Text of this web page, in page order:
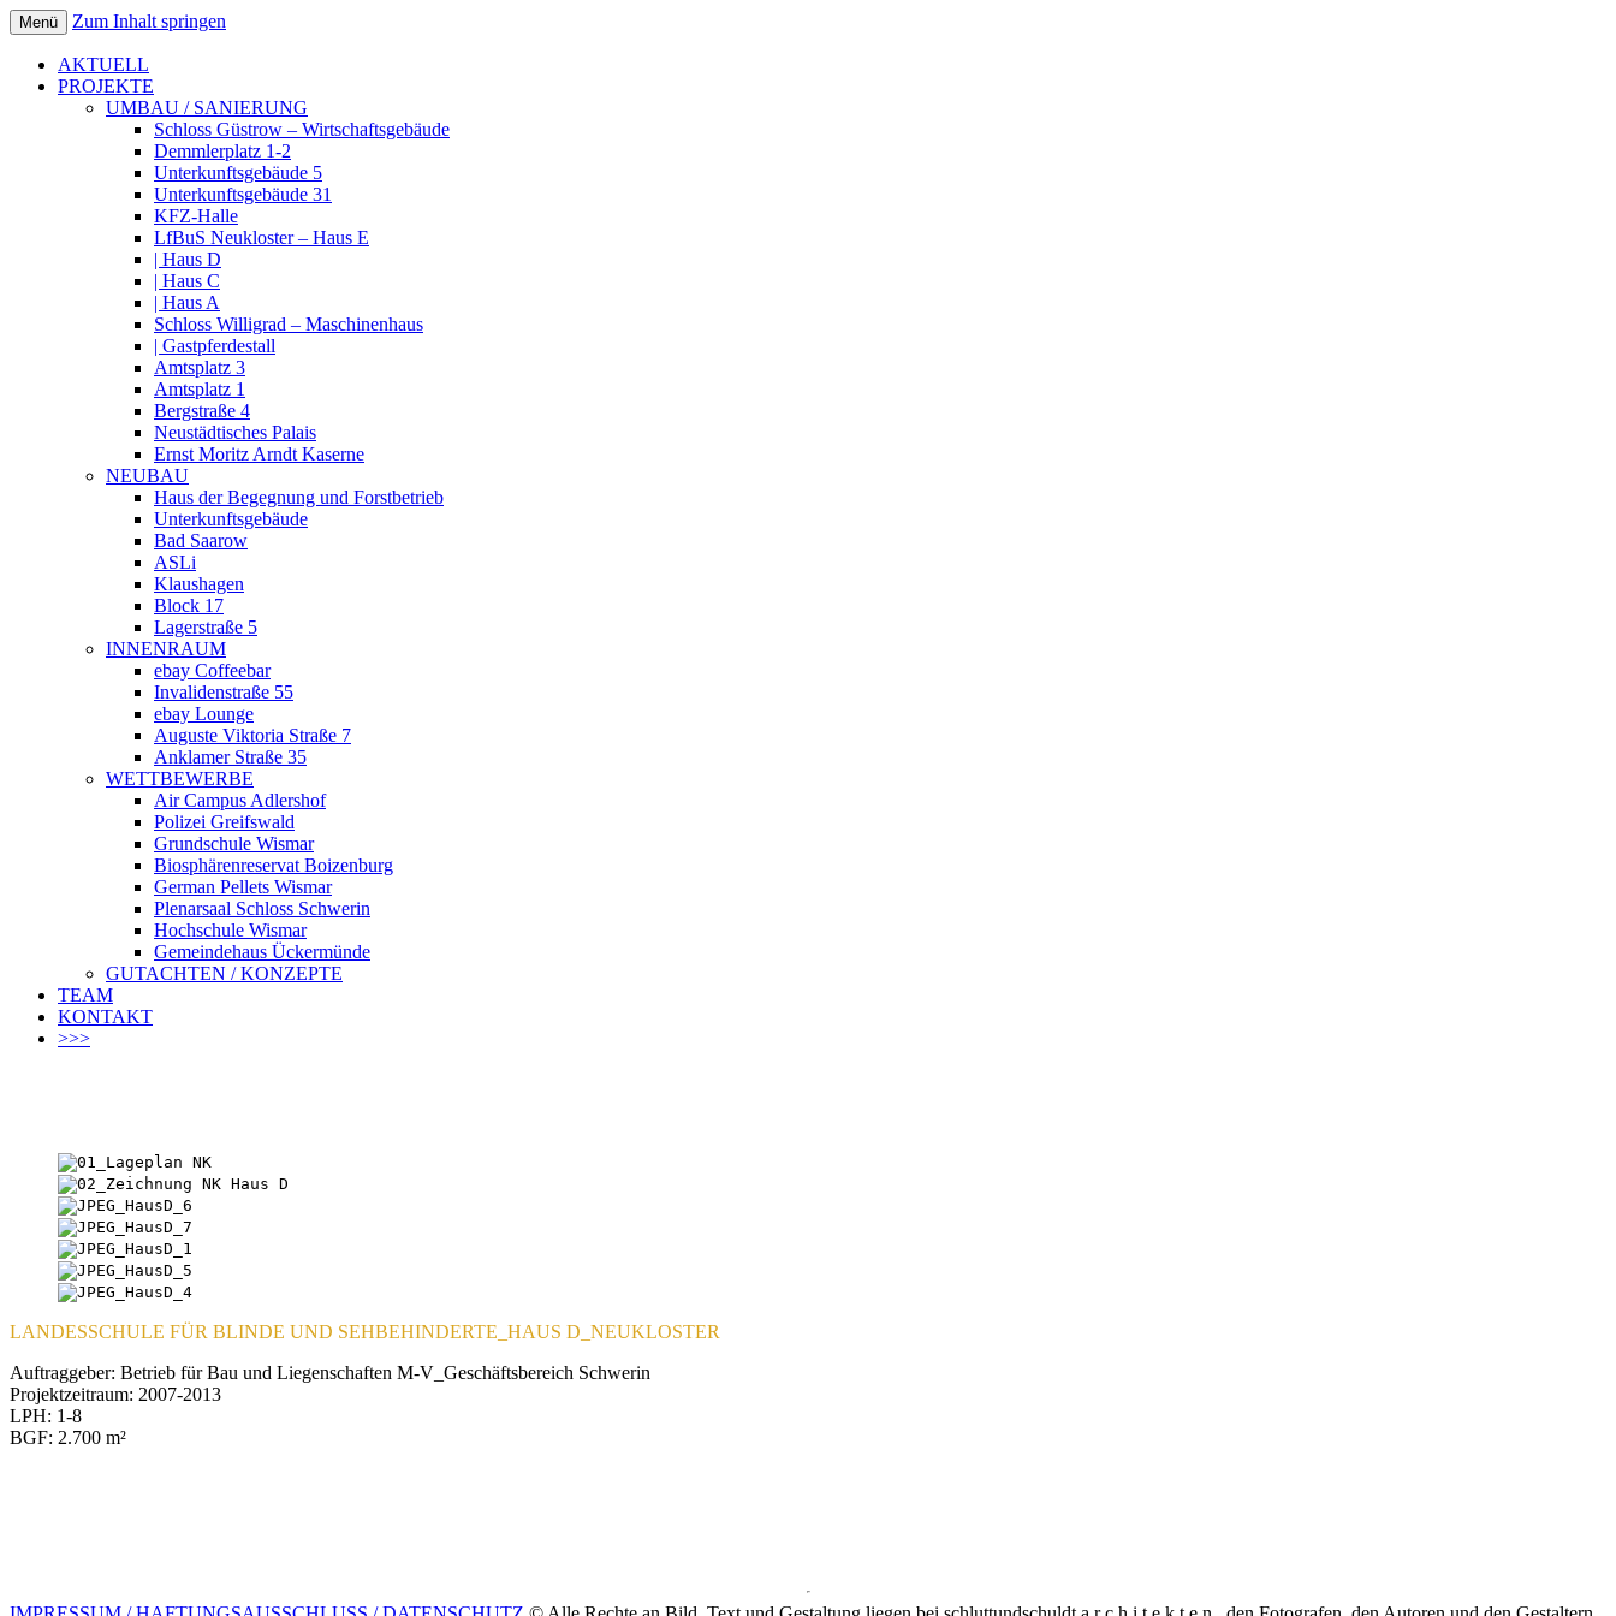
schlutt und schuldt a r c h i t e k t e n
Menü Zum Inhalt springen
AKTUELL
PROJEKTE
UMBAU / SANIERUNG
Schloss Güstrow – Wirtschaftsgebäude
Demmlerplatz 1-2
Unterkunftsgebäude 5
Unterkunftsgebäude 31
KFZ-Halle
LfBuS Neukloster – Haus E
| Haus D
| Haus C
| Haus A
Schloss Willigrad – Maschinenhaus
| Gastpferdestall
Amtsplatz 3
Amtsplatz 1
Bergstraße 4
Neustädtisches Palais
Ernst Moritz Arndt Kaserne
NEUBAU
Haus der Begegnung und Forstbetrieb
Unterkunftsgebäude
Bad Saarow
ASLi
Klaushagen
Block 17
Lagerstraße 5
INNENRAUM
ebay Coffeebar
Invalidenstraße 55
ebay Lounge
Auguste Viktoria Straße 7
Anklamer Straße 35
WETTBEWERBE
Air Campus Adlershof
Polizei Greifswald
Grundschule Wismar
Biosphärenreservat Boizenburg
German Pellets Wismar
Plenarsaal Schloss Schwerin
Hochschule Wismar
Gemeindehaus Ückermünde
GUTACHTEN / KONZEPTE
TEAM
KONTAKT
>>>
LANDESSCHULE FÜR BLINDE UND SEHBEHINDERTE_HAUS D_NEUKLOSTER
Auftraggeber: Betrieb für Bau und Liegenschaften M-V_Geschäftsbereich Schwerin
Projektzeitraum: 2007-2013
LPH: 1-8
BGF: 2.700 m²